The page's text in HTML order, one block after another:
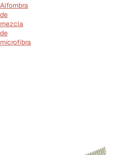
Alfombra
de
mezcla
de
microfibra